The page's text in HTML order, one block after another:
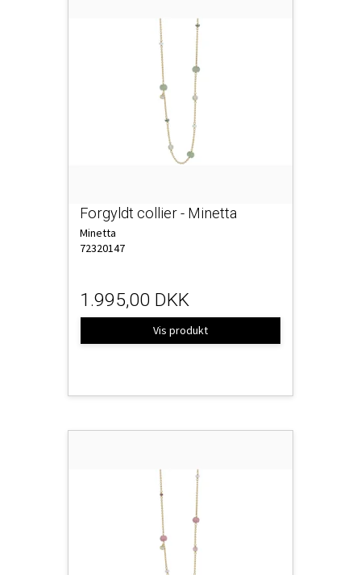
Forgyldt collier - Minetta
Minetta
72320147
1.995,00 DKK
Vis produkt